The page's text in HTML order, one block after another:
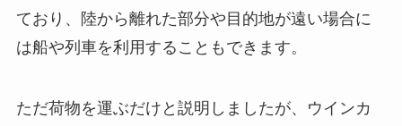
ており、陸から離れた部分や目的地が遠い場合に
は船や列車を利用することもできます。
ただ荷物を運ぶだけと説明しましたが、ウインカ